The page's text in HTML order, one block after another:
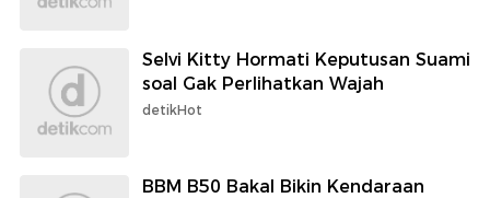
Selvi Kitty Hormati Keputusan Suami
soal Gak Perlihatkan Wajah
detikHot
BBM B50 Bakal Bikin Kendaraan